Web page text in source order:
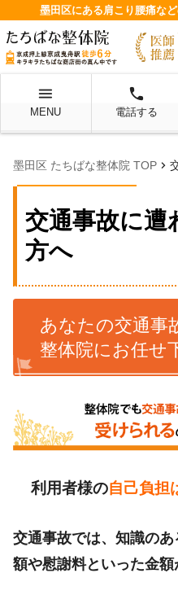
墨田区にある肩こり腰痛な
menu
MENU
local_phone
電話する
墨田区 たちばな整体院 TOP chevron_right
交通事故に遭
方へ
あなたの交通事
整体院にお任せ
利用者様の自己負担
交通事故では、知識の
額や慰謝料といった金額